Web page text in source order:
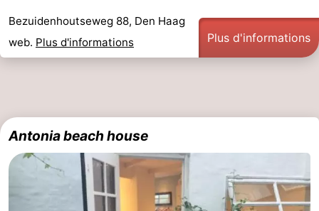
Bezuidenhoutseweg 88, Den Haag
web. Plus d'informations Plus d'informations
Antonia beach house